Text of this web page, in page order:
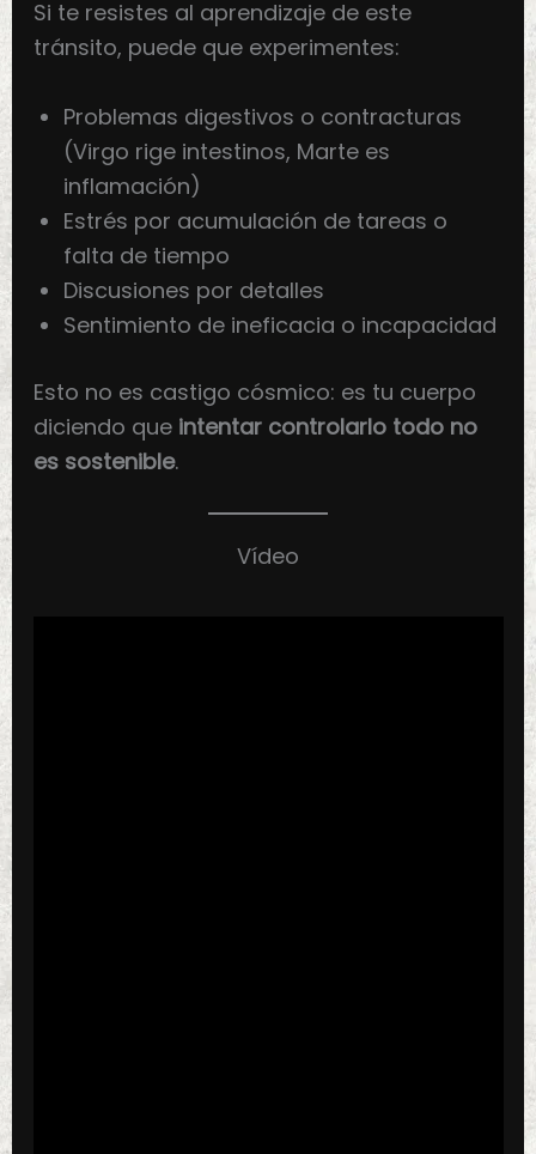
Si te resistes al aprendizaje de este
tránsito, puede que experimentes:
Problemas digestivos o contracturas
(Virgo rige intestinos, Marte es
inflamación)
Estrés por acumulación de tareas o
falta de tiempo
Discusiones por detalles
Sentimiento de ineficacia o incapacidad
Esto no es castigo cósmico: es tu cuerpo
diciendo que intentar controlarlo todo no
es sostenible.
Vídeo